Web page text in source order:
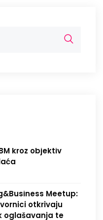
kroz objektiv
Meetup:
otkrivaju
oglašavanja te